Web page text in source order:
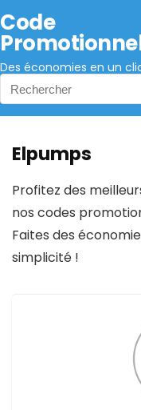
Code
Des économies en un
Elpumps
Profitez des
nos codes
Faites des
simplicité !